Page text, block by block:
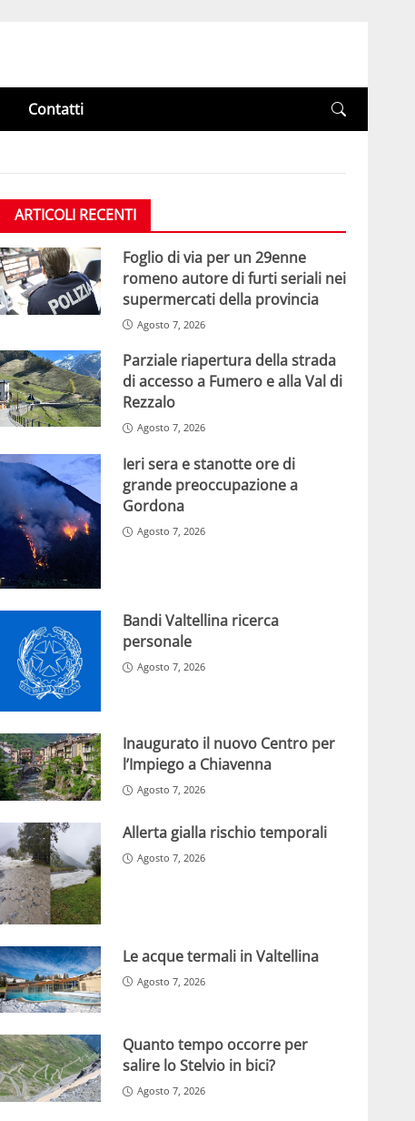
Contatti
ARTICOLI RECENTI
Foglio di via per un 29enne
romeno autore di furti seriali nei
supermercati della provincia
Agosto 7, 2026
Parziale riapertura della strada
di accesso a Fumero e alla Val di
Rezzalo
Agosto 7, 2026
Ieri sera e stanotte ore di
grande preoccupazione a
Gordona
Agosto 7, 2026
Bandi Valtellina ricerca
personale
Agosto 7, 2026
Inaugurato il nuovo Centro per
l’Impiego a Chiavenna
Agosto 7, 2026
Allerta gialla rischio temporali
Agosto 7, 2026
Le acque termali in Valtellina
Agosto 7, 2026
Quanto tempo occorre per
salire lo Stelvio in bici?
Agosto 7, 2026